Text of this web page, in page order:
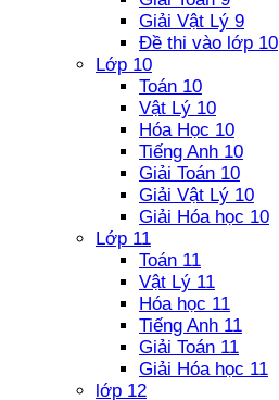
Giải Vật Lý 9
Đề thi vào lớp 10
Lớp 10
Toán 10
Vật Lý 10
Hóa Học 10
Tiếng Anh 10
Giải Toán 10
Giải Vật Lý 10
Giải Hóa học 10
Lớp 11
Toán 11
Vật Lý 11
Hóa học 11
Tiếng Anh 11
Giải Toán 11
Giải Hóa học 11
lớp 12